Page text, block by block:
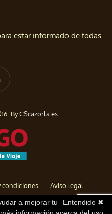
estar informado de todas
ByCScazorla.es
condiciones
Aviso legal
Baja de Newsletter
Entendido ✖
a mejorar tu